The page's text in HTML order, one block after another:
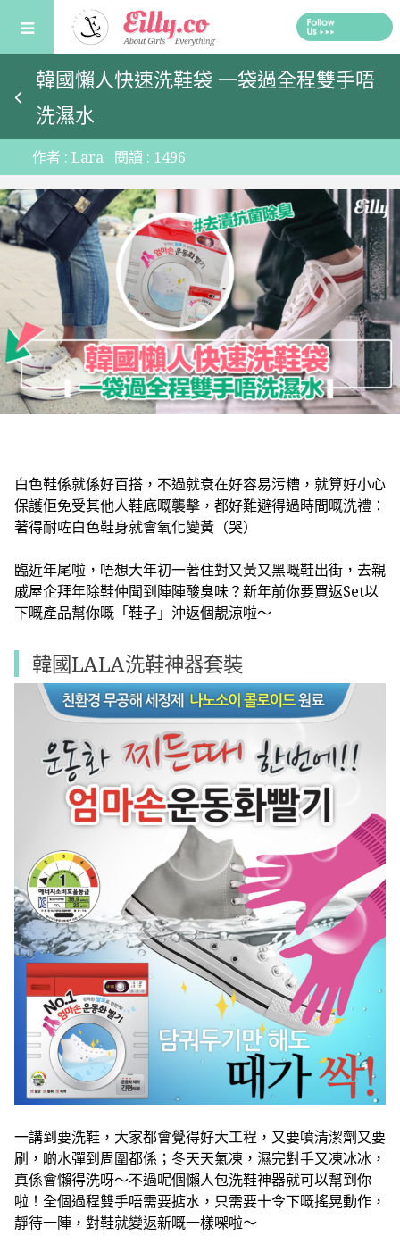
content
韓國懶人快速洗鞋袋 一袋過全程雙手唔
洗濕水
作者 : Lara 閱讀 : 1496
白色鞋係就係好百搭，不過就衰在好容易污糟，就算好小心
保護佢免受其他人鞋底嘅襲擊，都好難避得過時間嘅洗禮：
著得耐咗白色鞋身就會氧化變黃（哭）
臨近年尾啦，唔想大年初一著住對又黃又黑嘅鞋出街，去親
戚屋企拜年除鞋仲聞到陣陣酸臭味？新年前你要買返Set以
下嘅產品幫你嘅「鞋子」沖返個靚涼啦～
韓國LALA洗鞋神器套裝
一講到要洗鞋，大家都會覺得好大工程，又要噴清潔劑又要
刷，啲水彈到周圍都係；冬天天氣凍，濕完對手又凍冰冰，
真係會懶得洗呀～不過呢個懶人包洗鞋神器就可以幫到你
啦！全個過程雙手唔需要掂水，只需要十令下嘅搖晃動作，
靜待一陣，對鞋就變返新嘅一樣㗎啦～